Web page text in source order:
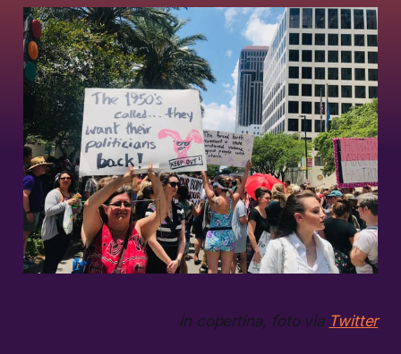
in copertina, foto via Twitter